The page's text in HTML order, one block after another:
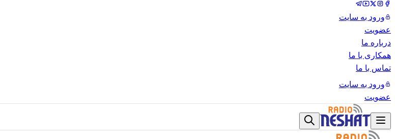
ورود به سایت
عضویت
درباره ما
همکاری با ما
تماس با ما
ورود به سایت
عضویت